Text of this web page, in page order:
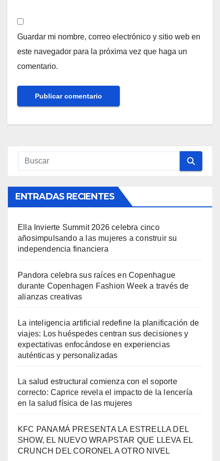
Guardar mi nombre, correo electrónico y sitio web en
este navegador para la próxima vez que haga un
comentario.
ENTRADAS RECIENTES
Ella Invierte Summit 2026 celebra cinco
añosimpulsando a las mujeres a construir su
independencia financiera
Pandora celebra sus raíces en Copenhague
durante Copenhagen Fashion Week a través de
alianzas creativas
La inteligencia artificial redefine la planificación de
viajes: Los huéspedes centran sus decisiones y
expectativas enfocándose en experiencias
auténticas y personalizadas
La salud estructural comienza con el soporte
correcto: Caprice revela el impacto de la lencería
en la salud física de las mujeres
KFC PANAMÁ PRESENTA LA ESTRELLA DEL
SHOW, EL NUEVO WRAPSTAR QUE LLEVA EL
CRUNCH DEL CORONEL A OTRO NIVEL